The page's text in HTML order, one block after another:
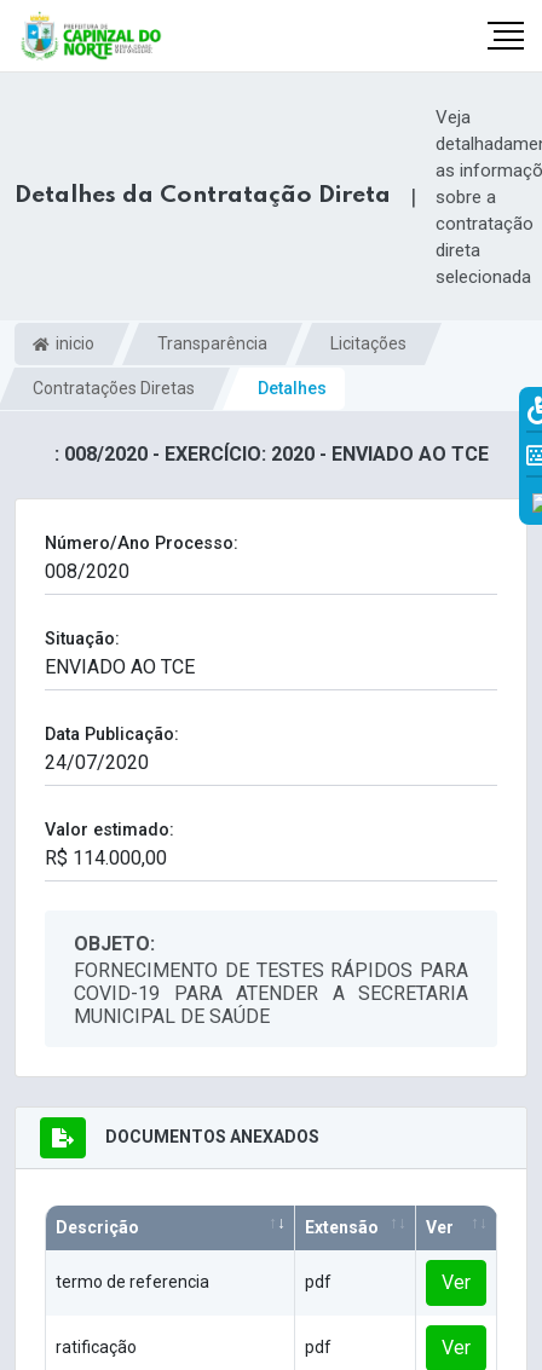
Detalhes da Contratação Direta |
Veja
as
sobre a
contratação
direta
selecionada
inicio Transparência Licitações
Contratações Diretas Detalhes
: 008/2020 - EXERCÍCIO: 2020 - ENVIADO AO TCE
Número/Ano Processo:
Situação:
Data Publicação:
Valor estimado:
OBJETO:
FORNECIMENTO DE TESTES RÁPIDOS PARA
COVID-19 PARA ATENDER A SECRETARIA
MUNICIPAL DE SAÚDE
DOCUMENTOS ANEXADOS
Descrição Extensão Ver
termo de referencia pdf Ver
ratificação pdf Ver